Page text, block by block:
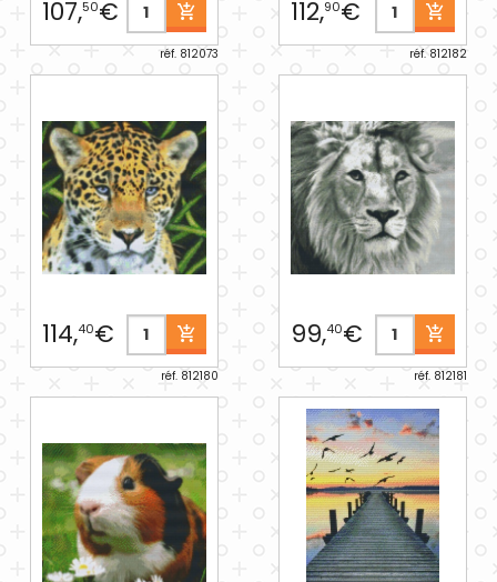
107,50€
réf. 812073
112,90€
réf. 812182
114,40€
réf. 812180
99,40€
réf. 812181